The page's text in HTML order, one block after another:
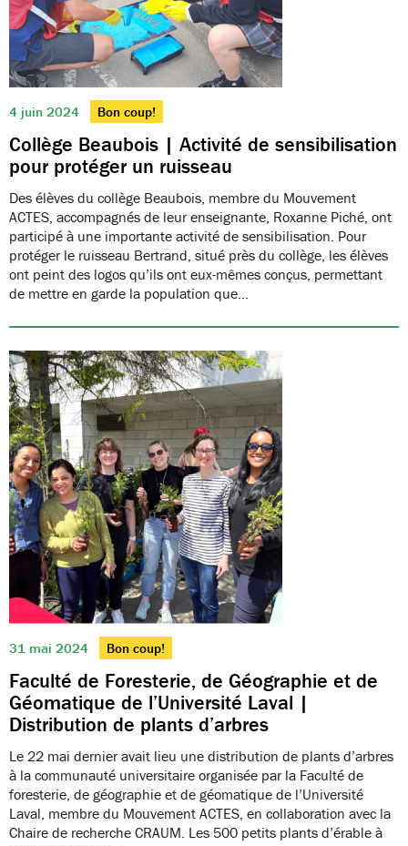
4 juin 2024 Bon coup!
Collège Beaubois | Activité de sensibilisation
pour protéger un ruisseau
Des élèves du collège Beaubois, membre du Mouvement
ACTES, accompagnés de leur enseignante, Roxanne Piché, ont
participé à une importante activité de sensibilisation. Pour
protéger le ruisseau Bertrand, situé près du collège, les élèves
ont peint des logos qu’ils ont eux-mêmes conçus, permettant
de mettre en garde la population que…
31 mai 2024 Bon coup!
Faculté de Foresterie, de Géographie et de
Géomatique de l’Université Laval |
Distribution de plants d’arbres
Le 22 mai dernier avait lieu une distribution de plants d’arbres
à la communauté universitaire organisée par la Faculté de
foresterie, de géographie et de géomatique de l’Université
Laval, membre du Mouvement ACTES, en collaboration avec la
Chaire de recherche CRAUM. Les 500 petits plants d’érable à